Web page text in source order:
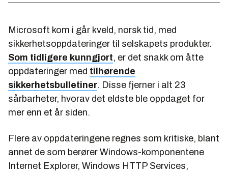
Microsoft kom i går kveld, norsk tid, med
sikkerhetsoppdateringer til selskapets produkter.
Som tidligere kunngjort, er det snakk om åtte
oppdateringer med tilhørende
sikkerhetsbulletiner. Disse fjerner i alt 23
sårbarheter, hvorav det eldste ble oppdaget for
mer enn et år siden.
Flere av oppdateringene regnes som kritiske, blant
annet de som berører Windows-komponentene
Internet Explorer, Windows HTTP Services,